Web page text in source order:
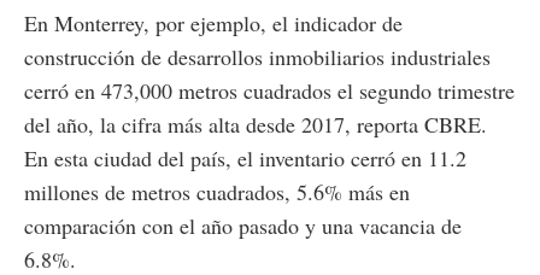
En Monterrey, por ejemplo, el indicador de
construcción de desarrollos inmobiliarios industriales
cerró en 473,000 metros cuadrados el segundo trimestre
del año, la cifra más alta desde 2017, reporta CBRE.
En esta ciudad del país, el inventario cerró en 11.2
millones de metros cuadrados, 5.6% más en
comparación con el año pasado y una vacancia de
6.8%.